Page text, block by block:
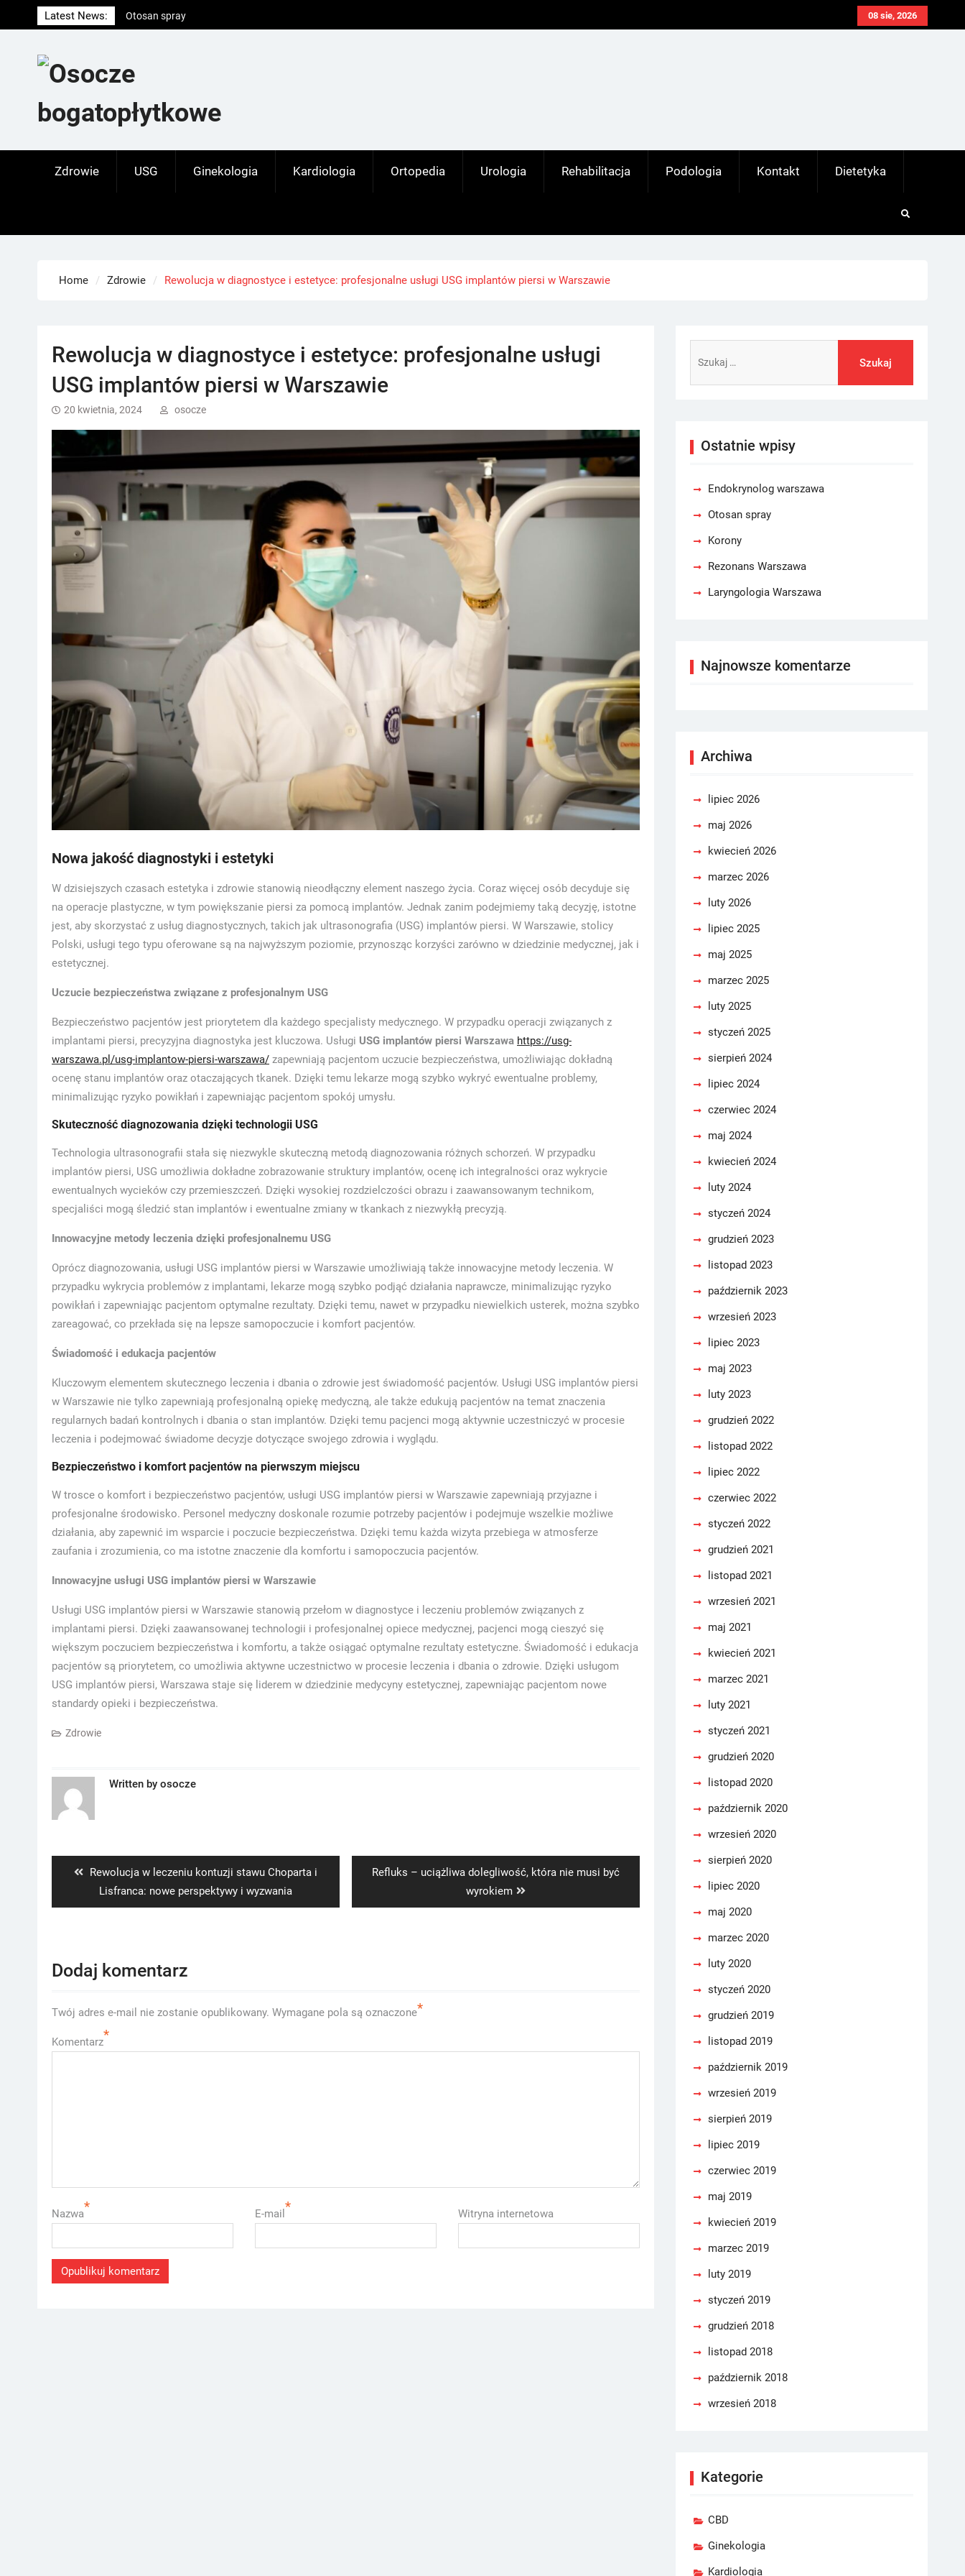
to
08 sie, 2026
Latest News:
Otosan spray
Korony
Zdrowie USG Ginekologia Kardiologia Ortopedia Urologia Rehabilitacja Podologia Kontakt Dietetyka
Home Zdrowie Rewolucja w diagnostyce i estetyce: profesjonalne usługi USG implantów piersi w Warszawie
Rewolucja w diagnostyce i estetyce: profesjonalne usługi
USG implantów piersi w Warszawie
20 kwietnia, 2024 osocze
Nowa jakość diagnostyki i estetyki
W dzisiejszych czasach estetyka i zdrowie stanowią nieodłączny element naszego życia. Coraz więcej osób decyduje się
na operacje plastyczne, w tym powiększanie piersi za pomocą implantów. Jednak zanim podejmiemy taką decyzję, istotne
jest, aby skorzystać z usług diagnostycznych, takich jak ultrasonografia (USG) implantów piersi. W Warszawie, stolicy
Polski, usługi tego typu oferowane są na najwyższym poziomie, przynosząc korzyści zarówno w dziedzinie medycznej, jak i
estetycznej.
Uczucie bezpieczeństwa związane z profesjonalnym USG
Bezpieczeństwo pacjentów jest priorytetem dla każdego specjalisty medycznego. W przypadku operacji związanych z
implantami piersi, precyzyjna diagnostyka jest kluczowa. Usługi USG implantów piersi Warszawa https://usg-
warszawa.pl/usg-implantow-piersi-warszawa/ zapewniają pacjentom uczucie bezpieczeństwa, umożliwiając dokładną
ocenę stanu implantów oraz otaczających tkanek. Dzięki temu lekarze mogą szybko wykryć ewentualne problemy,
minimalizując ryzyko powikłań i zapewniając pacjentom spokój umysłu.
Skuteczność diagnozowania dzięki technologii USG
Technologia ultrasonografii stała się niezwykle skuteczną metodą diagnozowania różnych schorzeń. W przypadku
implantów piersi, USG umożliwia dokładne zobrazowanie struktury implantów, ocenę ich integralności oraz wykrycie
ewentualnych wycieków czy przemieszczeń. Dzięki wysokiej rozdzielczości obrazu i zaawansowanym technikom,
specjaliści mogą śledzić stan implantów i ewentualne zmiany w tkankach z niezwykłą precyzją.
Innowacyjne metody leczenia dzięki profesjonalnemu USG
Oprócz diagnozowania, usługi USG implantów piersi w Warszawie umożliwiają także innowacyjne metody leczenia. W
przypadku wykrycia problemów z implantami, lekarze mogą szybko podjąć działania naprawcze, minimalizując ryzyko
powikłań i zapewniając pacjentom optymalne rezultaty. Dzięki temu, nawet w przypadku niewielkich usterek, można szybko
zareagować, co przekłada się na lepsze samopoczucie i komfort pacjentów.
Świadomość i edukacja pacjentów
Kluczowym elementem skutecznego leczenia i dbania o zdrowie jest świadomość pacjentów. Usługi USG implantów piersi
w Warszawie nie tylko zapewniają profesjonalną opiekę medyczną, ale także edukują pacjentów na temat znaczenia
regularnych badań kontrolnych i dbania o stan implantów. Dzięki temu pacjenci mogą aktywnie uczestniczyć w procesie
leczenia i podejmować świadome decyzje dotyczące swojego zdrowia i wyglądu.
Bezpieczeństwo i komfort pacjentów na pierwszym miejscu
W trosce o komfort i bezpieczeństwo pacjentów, usługi USG implantów piersi w Warszawie zapewniają przyjazne i
profesjonalne środowisko. Personel medyczny doskonale rozumie potrzeby pacjentów i podejmuje wszelkie możliwe
działania, aby zapewnić im wsparcie i poczucie bezpieczeństwa. Dzięki temu każda wizyta przebiega w atmosferze
zaufania i zrozumienia, co ma istotne znaczenie dla komfortu i samopoczucia pacjentów.
Innowacyjne usługi USG implantów piersi w Warszawie
Usługi USG implantów piersi w Warszawie stanowią przełom w diagnostyce i leczeniu problemów związanych z
implantami piersi. Dzięki zaawansowanej technologii i profesjonalnej opiece medycznej, pacjenci mogą cieszyć się
większym poczuciem bezpieczeństwa i komfortu, a także osiągać optymalne rezultaty estetyczne. Świadomość i edukacja
pacjentów są priorytetem, co umożliwia aktywne uczestnictwo w procesie leczenia i dbania o zdrowie. Dzięki usługom
USG implantów piersi, Warszawa staje się liderem w dziedzinie medycyny estetycznej, zapewniając pacjentom nowe
standardy opieki i bezpieczeństwa.
Zdrowie
Written by osocze
Previous
post:
Rewolucja w leczeniu kontuzji stawu Choparta i
Lisfranca: nowe perspektywy i wyzwania
Next
Refluks – uciążliwa dolegliwość, która nie musi być
wyrokiem
Dodaj komentarz
Twój adres e-mail nie zostanie opublikowany. Wymagane pola są oznaczone*
Komentarz*
Nazwa* E-mail * Witryna internetowa
Ostatnie wpisy
Endokrynolog warszawa
Otosan spray
Korony
Rezonans Warszawa
Laryngologia Warszawa
Najnowsze komentarze
Archiwa
lipiec 2026
maj 2026
kwiecień 2026
marzec 2026
luty 2026
lipiec 2025
maj 2025
marzec 2025
luty 2025
styczeń 2025
sierpień 2024
lipiec 2024
czerwiec 2024
maj 2024
kwiecień 2024
luty 2024
styczeń 2024
grudzień 2023
listopad 2023
październik 2023
wrzesień 2023
lipiec 2023
maj 2023
luty 2023
grudzień 2022
listopad 2022
lipiec 2022
czerwiec 2022
styczeń 2022
grudzień 2021
listopad 2021
wrzesień 2021
maj 2021
kwiecień 2021
marzec 2021
luty 2021
styczeń 2021
grudzień 2020
listopad 2020
październik 2020
wrzesień 2020
sierpień 2020
lipiec 2020
maj 2020
marzec 2020
luty 2020
styczeń 2020
grudzień 2019
listopad 2019
październik 2019
wrzesień 2019
sierpień 2019
lipiec 2019
czerwiec 2019
maj 2019
kwiecień 2019
marzec 2019
luty 2019
styczeń 2019
grudzień 2018
listopad 2018
październik 2018
wrzesień 2018
Kategorie
CBD
Ginekologia
Kardiologia